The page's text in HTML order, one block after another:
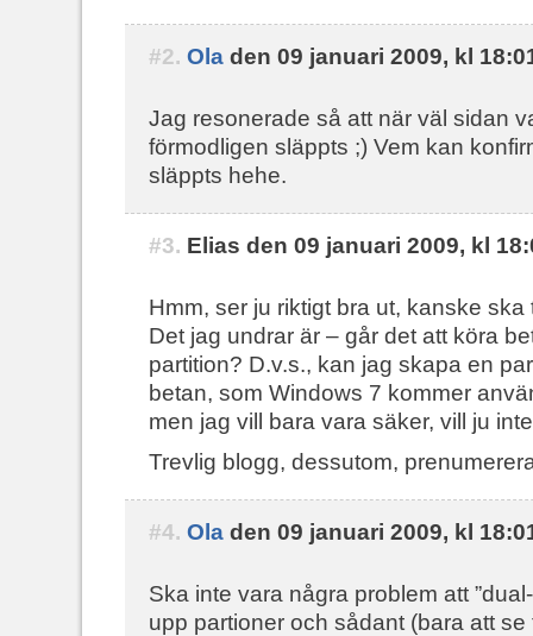
#2. Ola den 09 januari 2009, kl
Jag resonerade så att när väl sidan
förmodligen släppts ;) Vem kan
släppts hehe.
#3. Elias den 09 januari 2009, kl
Hmm, ser ju riktigt bra ut, kanske
Det jag undrar är – går det att köra
partition? D.v.s., kan jag skapa en
betan, som Windows 7 kommer
men jag vill bara vara säker, vill ju
Trevlig blogg, dessutom,
#4. Ola den 09 januari 2009, kl
Ska inte vara några problem att
upp partioner och sådant (bara att